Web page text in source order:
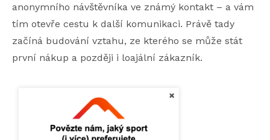
anonymního návštěvníka ve známý kontakt – a vám
tím otevře cestu k další komunikaci. Právě tady
začíná budování vztahu, ze kterého se může stát
první nákup a později i loajální zákazník.